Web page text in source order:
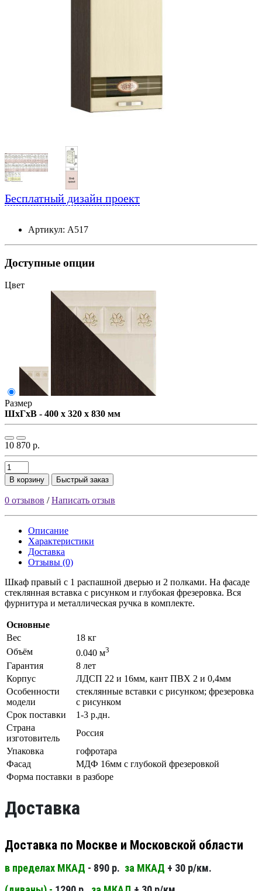
Бесплатный дизайн проект
Артикул: А517
Доступные опции
Цвет
Размер
ШxГxВ - 400 x 320 x 830 мм
10 870 р.
В корзину Быстрый заказ
0 отзывов /Написать отзыв
Описание
Характеристики
Доставка
Отзывы (0)
Шкаф правый с 1 распашной дверью и 2 полками. На фасаде
стеклянная вставка с рисунком и глубокая фрезеровка. Вся
фурнитура и металлическая ручка в комплекте.
Основные
Вес
18 кг
Объём
0.040 м3
Гарантия
8 лет
Корпус
ЛДСП 22 и 16мм, кант ПВХ 2 и 0,4мм
Особенности
модели
стеклянные вставки с рисунком; фрезеровка
с рисунком
Срок поставки
1-3 р.дн.
Страна
изготовитель
Россия
Упаковка
гофротара
Фасад
МДФ 16мм с глубокой фрезеровкой
Форма поставки в разборе
Доставка
Доставка по Москве и Московской области
в пределах МКАД - 890 р. за МКАД + 30 р/км.